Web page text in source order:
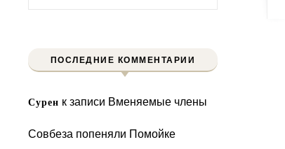
ПОСЛЕДНИЕ КОММЕНТАРИИ
Сурен к записи Вменяемые члены
Совбеза попеняли Помойке